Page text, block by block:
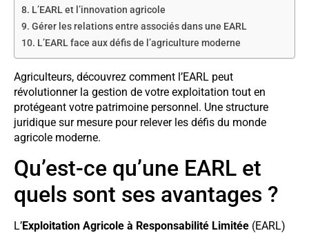
L’EARL et l’innovation agricole
Gérer les relations entre associés dans une EARL
L’EARL face aux défis de l’agriculture moderne
Agriculteurs, découvrez comment l’EARL peut
révolutionner la gestion de votre exploitation tout en
protégeant votre patrimoine personnel. Une structure
juridique sur mesure pour relever les défis du monde
agricole moderne.
Qu’est-ce qu’une EARL et
quels sont ses avantages ?
L’Exploitation Agricole à Responsabilité Limitée (EARL)